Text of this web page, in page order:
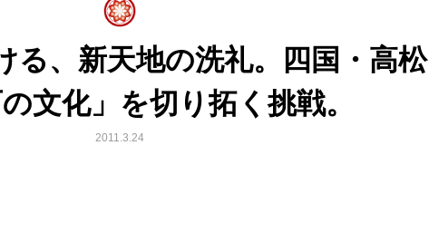
る、新天地の洗礼。四国・高松
文化」を切り拓く挑戦。
2011.3.24